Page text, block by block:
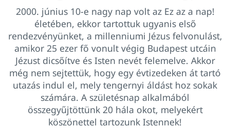
2000. június 10-e nagy nap volt az Ez az a nap!
életében, ekkor tartottuk ugyanis első
rendezvényünket, a millenniumi Jézus felvonulást,
amikor 25 ezer fő vonult végig Budapest utcáin
Jézust dicsőítve és Isten nevét felemelve. Akkor
még nem sejtettük, hogy egy évtizedeken át tartó
utazás indul el, mely tengernyi áldást hoz sokak
számára. A születésnap alkalmából
összegyűjtöttünk 20 hála okot, melyekért
köszönettel tartozunk Istennek!